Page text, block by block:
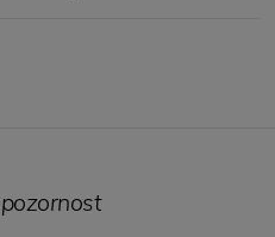
pozornost